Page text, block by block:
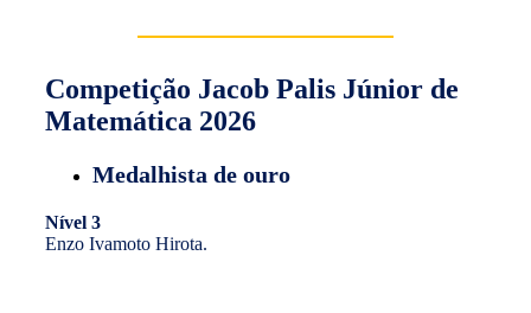
Competição Jacob Palis Júnior de
Matemática 2026
Medalhista de ouro
Nível 3
Enzo Ivamoto Hirota.